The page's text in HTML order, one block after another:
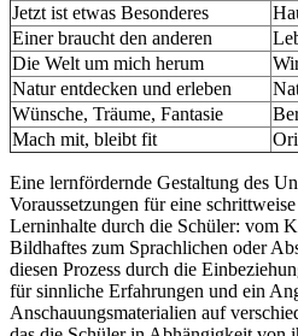
Jetzt ist etwas Besonderes
Einer braucht den anderen
Die Welt um mich herum
Natur entdecken und erleben
Wünsche, Träume, Fantasie
Mach mit, bleibt fit
Eine lernfördernde Gestaltung des
Voraussetzungen für eine
Lerninhalte durch die Schüler: vom
Bildhaftes zum Sprachlichen oder
diesen Prozess durch die
für sinnliche Erfahrungen und ein
Anschauungsmaterialien auf